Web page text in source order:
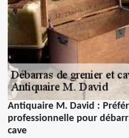
Antiquaire M. David :
professionnelle pour
cave